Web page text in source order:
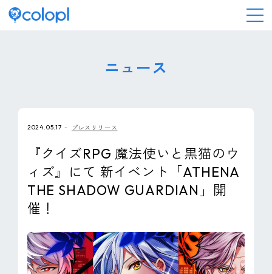
IR情報
採用情報
サステナビリティ
ニュース
2024.05.17 プレスリリース
『クイズRPG 魔法使いと黒猫のウ
ィズ』にて 新イベント「ATHENA
THE SHADOW GUARDIAN」開
催！